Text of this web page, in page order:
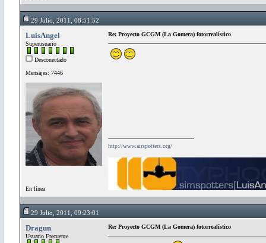
29 Julio, 2011, 08:51:52
LuisAngel
Superusuario
Desconectado
Mensajes: 7446
En línea
Re: Proyecto GCGM (La Gomera) fotorrealístico
http://www.airspotters.org/
29 Julio, 2011, 09:23:01
Dragun
Usuario Frecuente
Re: Proyecto GCGM (La Gomera) fotorrealístico